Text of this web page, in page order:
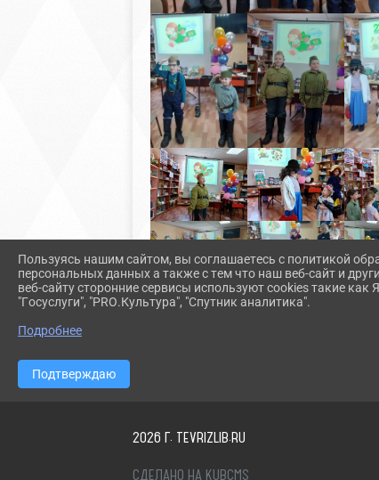
2026 Г. TEVRIZLIB.RU
СДЕЛАНО НА KUBCMS
Пользуясь нашим сайтом, вы соглашаетесь с политикой
персональных данных а также с тем что наш веб-сайт и
веб-сайту сторонние сервисы используют cookies такие как
"Госуслуги", "PRO.Культура", "Спутник аналитика".
Подробнее
Подтверждаю